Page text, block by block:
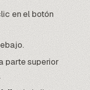
en el botón
parte superior
.